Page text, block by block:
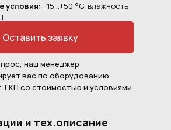
условия: −15…+50 °C, влажность
и тех.описание
Оставить заявку
наш менеджер
вас по оборудованию
ТКП со стоимостью и условиями